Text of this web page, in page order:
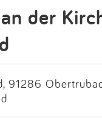
der
91286